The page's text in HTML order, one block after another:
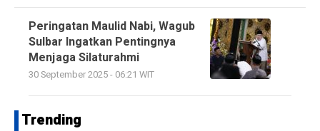
Peringatan Maulid Nabi, Wagub
Sulbar Ingatkan Pentingnya
Menjaga Silaturahmi
30 September 2025 - 06:21 WIT
Trending